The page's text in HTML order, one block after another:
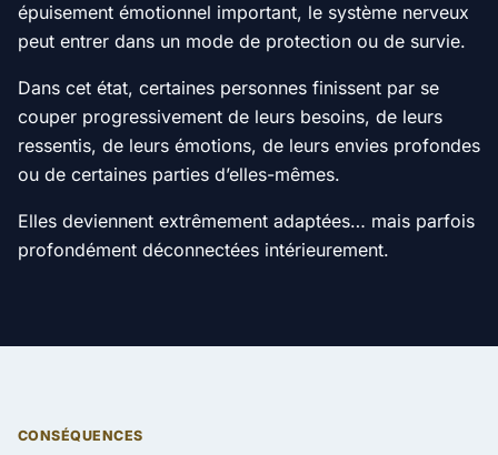
épuisement émotionnel important, le système nerveux
peut entrer dans un mode de protection ou de survie.
Dans cet état, certaines personnes finissent par se
couper progressivement de leurs besoins, de leurs
ressentis, de leurs émotions, de leurs envies profondes
ou de certaines parties d’elles-mêmes.
Elles deviennent extrêmement adaptées… mais parfois
profondément déconnectées intérieurement.
CONSÉQUENCES